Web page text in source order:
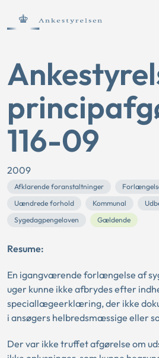
116-09
2009
Afklarende foranstaltninger
Uændrede forhold
Kommunal
Sygedagpengeloven
Gældende
Resume:
En igangværende forlængelse af
uger kunne ikke afbrydes efter
speciallægeerklæring, der ikke
i ansøgers helbredsmæssige eller
Der var ikke truffet afgørelse om